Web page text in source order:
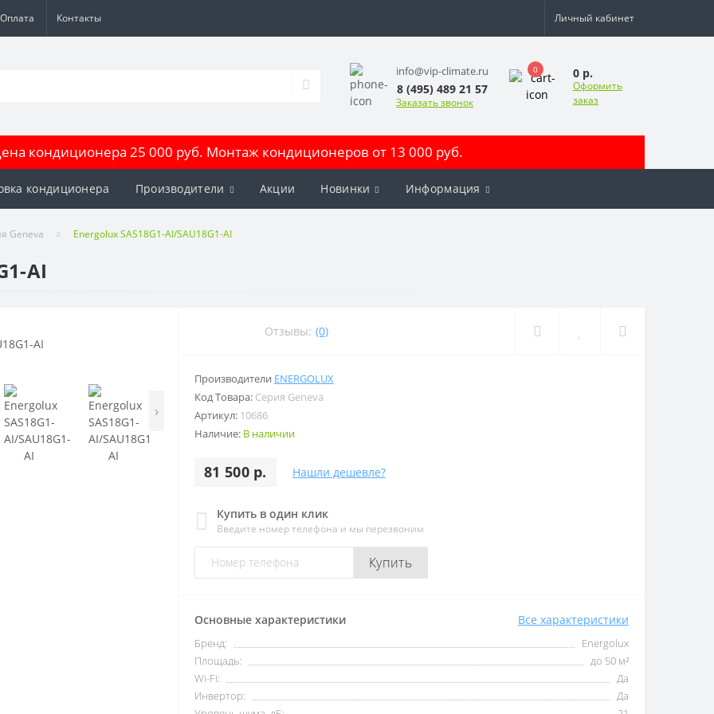
Оплата Контакты Личный кабинет
info@vip-climate.ru
8 (495) 489 21 57
Заказать звонок
0 0 р.
Оформить
заказ
кондиционера 25 000 руб. Монтаж кондиционеров от 13 000 руб.
кондиционера Производители Акции Новинки Информация
Geneva Energolux SAS18G1-AI/SAU18G1-AI
AI
›
Отзывы: (0)
Производители ENERGOLUX
Код Товара: Серия Geneva
Артикул: 10686
Наличие: В наличии
81 500 р. Нашли дешевле?
Купить в один клик
Введите номер телефона и мы перезвоним
Купить
Основные характеристики Все характеристики
Бренд:
Energolux
Площадь:
до 50 м²
Wi-Fi:
Да
Инвертор:
Да